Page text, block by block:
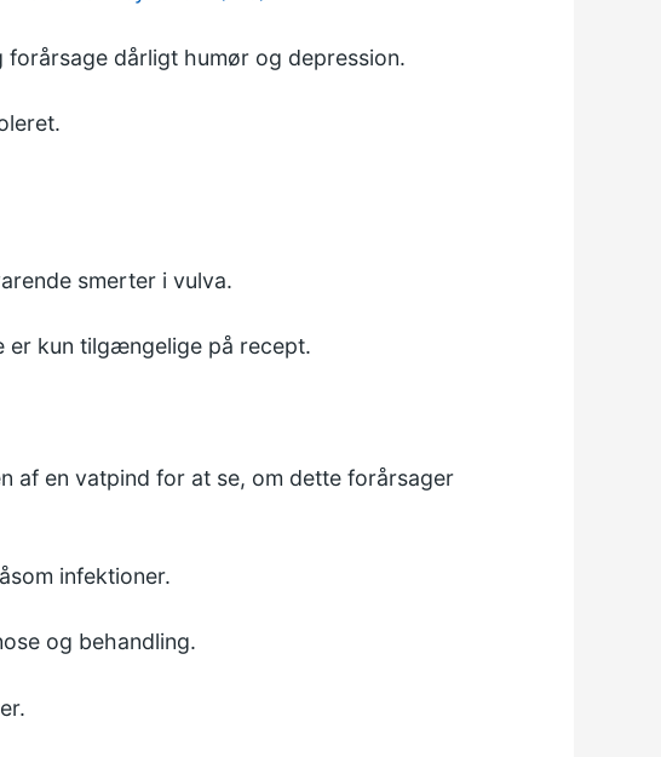
dårligt humør og depression.
smerter i vulva.
er kun tilgængelige på recept.
af en vatpind for at se, om dette forårsager
infektioner.
og behandling.